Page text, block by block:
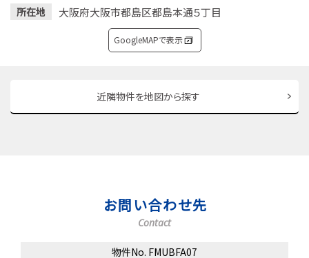
所在地 大阪府大阪市都島区都島本通５丁目
GoogleMAPで表示
近隣物件を地図から探す
お問い合わせ先
Contact
物件No. FMUBFA07